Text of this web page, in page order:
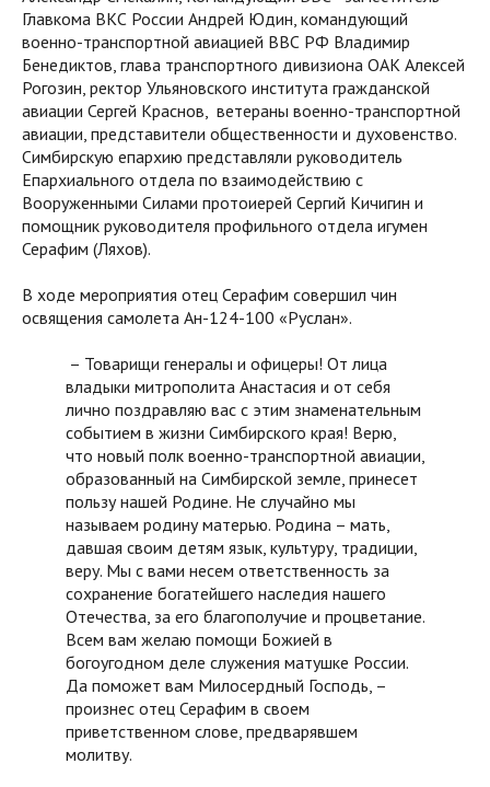
Главкома ВКС России Андрей Юдин, командующий
военно-транспортной авиацией ВВС РФ Владимир
Бенедиктов, глава транспортного дивизиона ОАК Алексей
Рогозин, ректор Ульяновского института гражданской
авиации Сергей Краснов, ветераны военно-транспортной
авиации, представители общественности и духовенство.
Симбирскую епархию представляли руководитель
Епархиального отдела по взаимодействию с
Вооруженными Силами протоиерей Сергий Кичигин и
помощник руководителя профильного отдела игумен
Серафим (Ляхов).
В ходе мероприятия отец Серафим совершил чин
освящения самолета Ан-124-100 «Руслан».
– Товарищи генералы и офицеры! От лица
владыки митрополита Анастасия и от себя
лично поздравляю вас с этим знаменательным
событием в жизни Симбирского края! Верю,
что новый полк военно-транспортной авиации,
образованный на Симбирской земле, принесет
пользу нашей Родине. Не случайно мы
называем родину матерью. Родина – мать,
давшая своим детям язык, культуру, традиции,
веру. Мы с вами несем ответственность за
сохранение богатейшего наследия нашего
Отечества, за его благополучие и процветание.
Всем вам желаю помощи Божией в
богоугодном деле служения матушке России.
Да поможет вам Милосердный Господь, –
произнес отец Серафим в своем
приветственном слове, предварявшем
молитву.